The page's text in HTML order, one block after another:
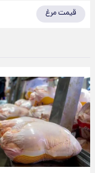
قیمت مرغ